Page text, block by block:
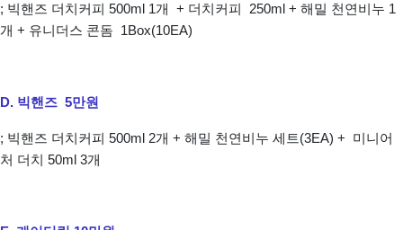
; 빅핸즈 더치커피 500ml 1개 + 더치커피 250ml + 해밀 천연비누 1
개 + 유니더스 콘돔 1Box(10EA)
D. 빅핸즈 5만원
; 빅핸즈 더치커피 500ml 2개 + 해밀 천연비누 세트(3EA) + 미니어
처 더치 50ml 3개